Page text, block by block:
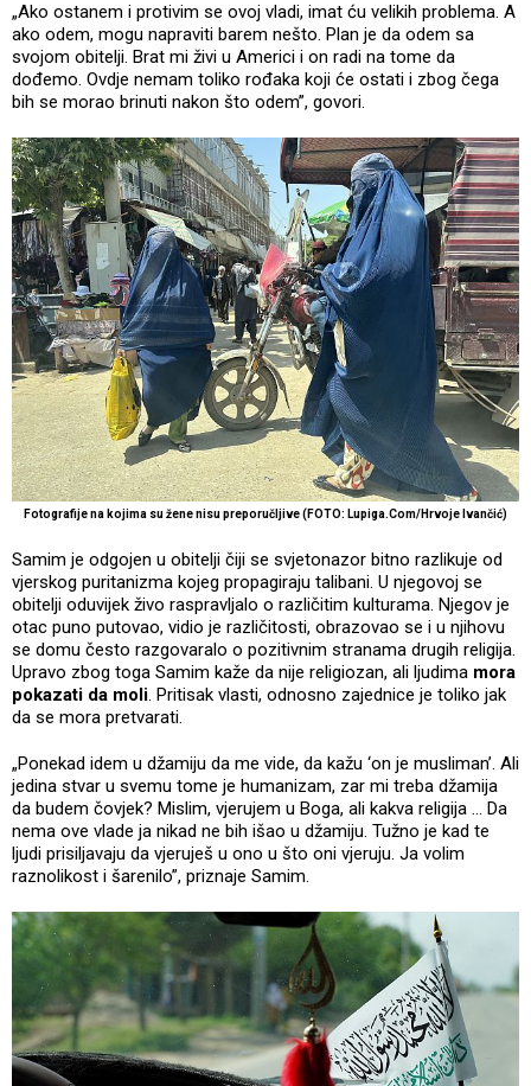
„Ako ostanem i protivim se ovoj vladi, imat ću velikih problema. A
ako odem, mogu napraviti barem nešto. Plan je da odem sa
svojom obitelji. Brat mi živi u Americi i on radi na tome da
dođemo. Ovdje nemam toliko rođaka koji će ostati i zbog čega
bih se morao brinuti nakon što odem”, govori.
Fotografije na kojima su žene nisu preporučljive (FOTO: Lupiga.Com/Hrvoje Ivančić)
Samim je odgojen u obitelji čiji se svjetonazor bitno razlikuje od
vjerskog puritanizma kojeg propagiraju talibani. U njegovoj se
obitelji oduvijek živo raspravljalo o različitim kulturama. Njegov je
otac puno putovao, vidio je različitosti, obrazovao se i u njihovu
se domu često razgovaralo o pozitivnim stranama drugih religija.
Upravo zbog toga Samim kaže da nije religiozan, ali ljudima mora
pokazati da moli. Pritisak vlasti, odnosno zajednice je toliko jak
da se mora pretvarati.
„Ponekad idem u džamiju da me vide, da kažu ‘on je musliman’. Ali
jedina stvar u svemu tome je humanizam, zar mi treba džamija
da budem čovjek? Mislim, vjerujem u Boga, ali kakva religija ... Da
nema ove vlade ja nikad ne bih išao u džamiju. Tužno je kad te
ljudi prisiljavaju da vjeruješ u ono u što oni vjeruju. Ja volim
raznolikost i šarenilo”, priznaje Samim.